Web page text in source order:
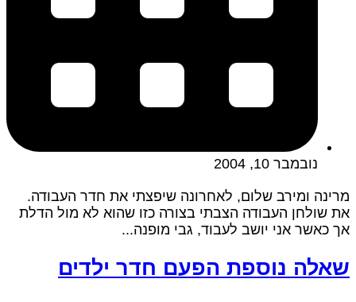
נובמבר 10, 2004
מרינה ומירב שלום, לאחרונה שיפצתי את חדר העבודה.
את שולחן העבודה הצבתי בצורה כזו שהוא לא מול הדלת
אך כאשר אני יושב לעבוד, גבי מופנה...
שאלה נוספת הפעם חדר ילדים